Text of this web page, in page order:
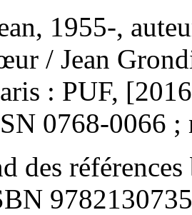
1955-,
/ Jean
: PUF,
0768-0066 ;
des